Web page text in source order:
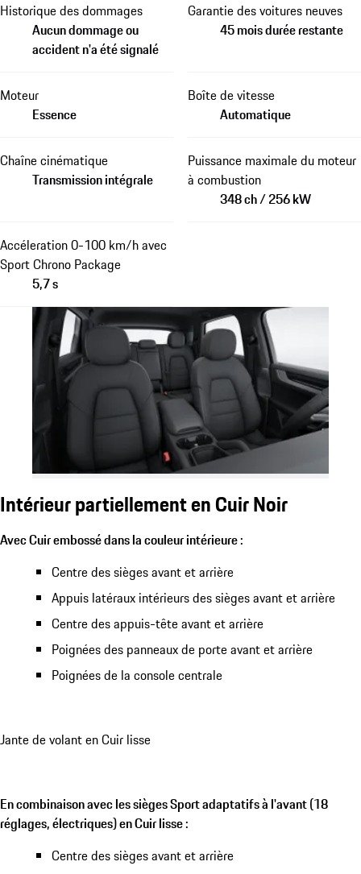
Historique des dommages
Aucun dommage ou
accident n'a été signalé
Garantie des voitures neuves
45 mois durée restante
Moteur
Essence
Boîte de vitesse
Automatique
Chaîne cinématique
Transmission intégrale
Puissance maximale du moteur
à combustion
348 ch / 256 kW
Accéleration 0-100 km/h avec
Sport Chrono Package
5,7 s
Intérieur partiellement en Cuir Noir
Avec Cuir embossé dans la couleur intérieure :
Centre des sièges avant et arrière
Appuis latéraux intérieurs des sièges avant et arrière
Centre des appuis-tête avant et arrière
Poignées des panneaux de porte avant et arrière
Poignées de la console centrale
Jante de volant en Cuir lisse
En combinaison avec les sièges Sport adaptatifs à l'avant (18
réglages, électriques) en Cuir lisse :
Centre des sièges avant et arrière